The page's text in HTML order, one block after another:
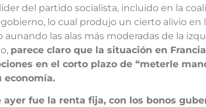
del partido socialista, incluido en la
lo cual produjo un cierto alivio en
las alas más moderadas de la
parece claro que la situación en
en el corto plazo de “meterle
economía.
fue la renta fija, con los bonos